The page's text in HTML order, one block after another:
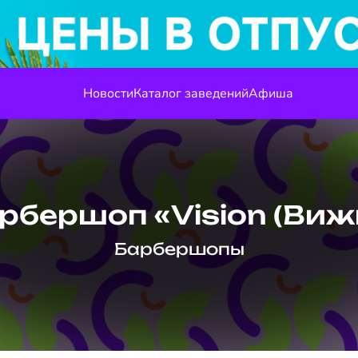
НовостиКаталог заведенийАфиша
«Vision
Барбершопы